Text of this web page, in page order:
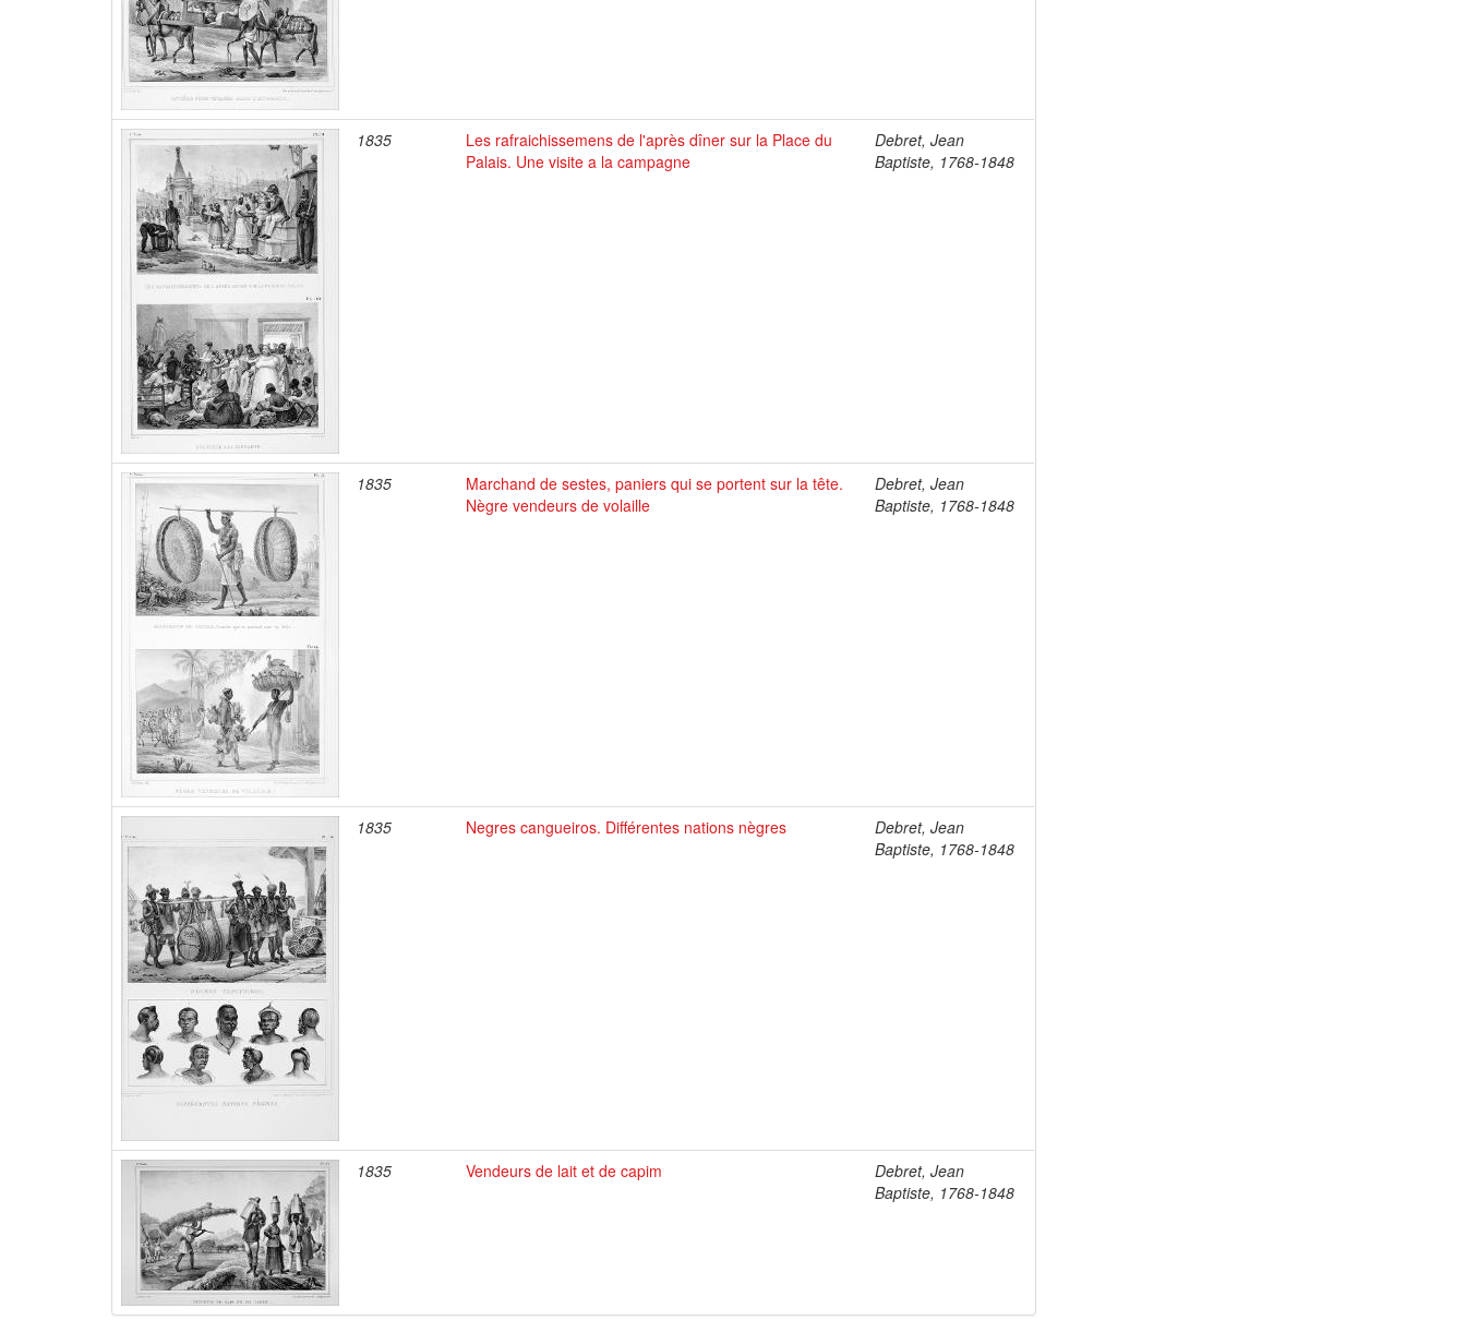
1835
Les rafraichissemens de l'après dîner sur la Place du
Palais. Une visite a la campagne
Debret, Jean
Baptiste, 1768-1848
1835
Marchand de sestes, paniers qui se portent sur la tête.
Nègre vendeurs de volaille
Debret, Jean
Baptiste, 1768-1848
1835 Negres cangueiros. Différentes nations nègres
Debret, Jean
Baptiste, 1768-1848
1835 Vendeurs de lait et de capim
Debret, Jean
Baptiste, 1768-1848